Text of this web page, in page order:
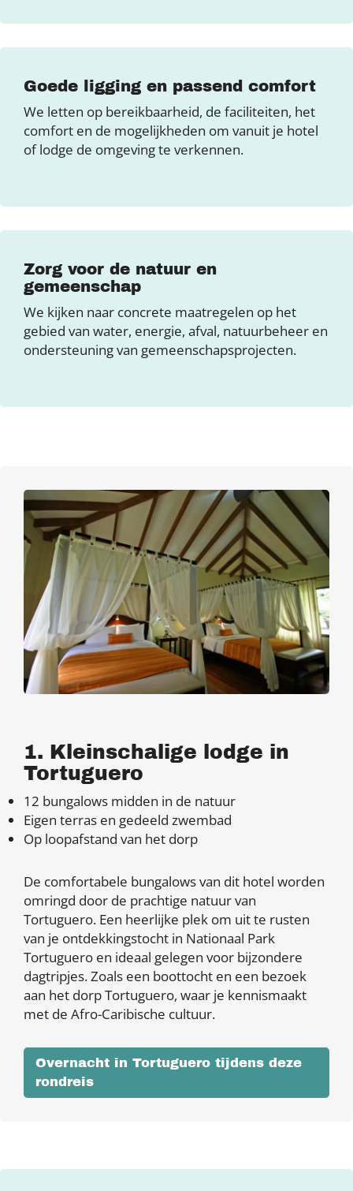
Goede ligging en passend comfort
We letten op bereikbaarheid, de faciliteiten, het
comfort en de mogelijkheden om vanuit je hotel
of lodge de omgeving te verkennen.
Zorg voor de natuur en
gemeenschap
We kijken naar concrete maatregelen op het
gebied van water, energie, afval, natuurbeheer en
ondersteuning van gemeenschapsprojecten.
1. Kleinschalige lodge in
Tortuguero
12 bungalows midden in de natuur
Eigen terras en gedeeld zwembad
Op loopafstand van het dorp
De comfortabele bungalows van dit hotel worden
omringd door de prachtige natuur van
Tortuguero. Een heerlijke plek om uit te rusten
van je ontdekkingstocht in Nationaal Park
Tortuguero en ideaal gelegen voor bijzondere
dagtripjes. Zoals een boottocht en een bezoek
aan het dorp Tortuguero, waar je kennismaakt
met de Afro-Caribische cultuur.
Overnacht in Tortuguero tijdens deze
rondreis